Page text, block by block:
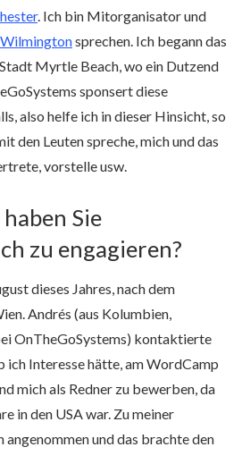
. Ich bin Mitorganisator und
sprechen. Ich begann das
Myrtle Beach, wo ein Dutzend
sponsert diese
also helfe ich in dieser Hinsicht, so
den Leuten spreche, mich und das
vorstelle usw.
Sie
zu engagieren?
dieses Jahres, nach dem
Andrés (aus Kolumbien,
OnTheGoSystems) kontaktierte
ich Interesse hätte, am WordCamp
mich als Redner zu bewerben, da
in den USA war. Zu meiner
und das brachte den